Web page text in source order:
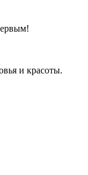
и красоты.